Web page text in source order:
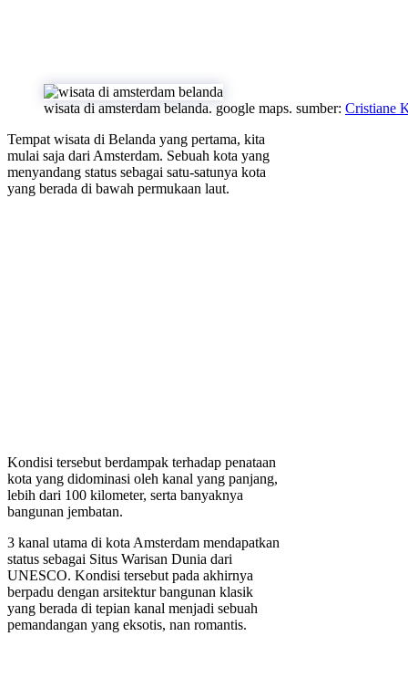
wisata di amsterdam belanda. google maps. sumber: Cristiane
Tempat wisata di Belanda yang pertama, kita
mulai saja dari Amsterdam. Sebuah kota yang
menyandang status sebagai satu-satunya kota
yang berada di bawah permukaan laut.
Kondisi tersebut berdampak terhadap penataan
kota yang didominasi oleh kanal yang panjang,
lebih dari 100 kilometer, serta banyaknya
bangunan jembatan.
3 kanal utama di kota Amsterdam mendapatkan
status sebagai Situs Warisan Dunia dari
UNESCO. Kondisi tersebut pada akhirnya
berpadu dengan arsitektur bangunan klasik
yang berada di tepian kanal menjadi sebuah
pemandangan yang eksotis, nan romantis.